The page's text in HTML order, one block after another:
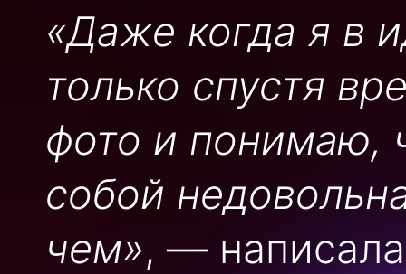
«Даже когда я в
только спустя
фото и понимаю,
собой
чем», —